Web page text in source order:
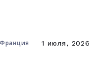
1 июля, 2026